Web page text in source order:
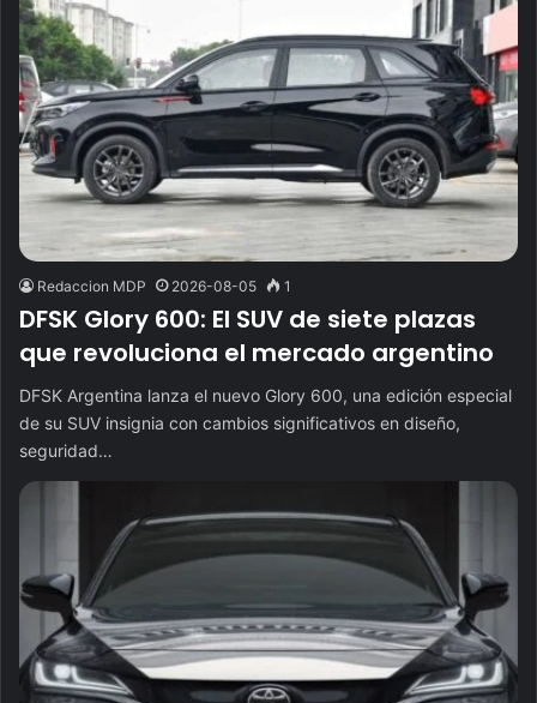
Redaccion MDP 2026-08-05 1
DFSK Glory 600: El SUV de siete plazas
que revoluciona el mercado argentino
DFSK Argentina lanza el nuevo Glory 600, una edición especial
de su SUV insignia con cambios significativos en diseño,
seguridad…